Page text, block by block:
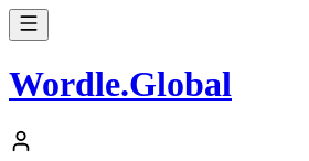
Wordle.Global